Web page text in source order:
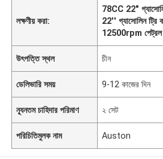
লক্ষণীয় করা:
78CC 22"
22'' গ্যাসোলিন ট্রি
12500rpm পেট্রল
উৎপত্তি স্থল চীন
ডেলিভারি সময় 9-12 কাজের দিন
ন্যূনতম চাহিদার পরিমাণ ২ সেট
পরিচিতিমুলক নাম Auston